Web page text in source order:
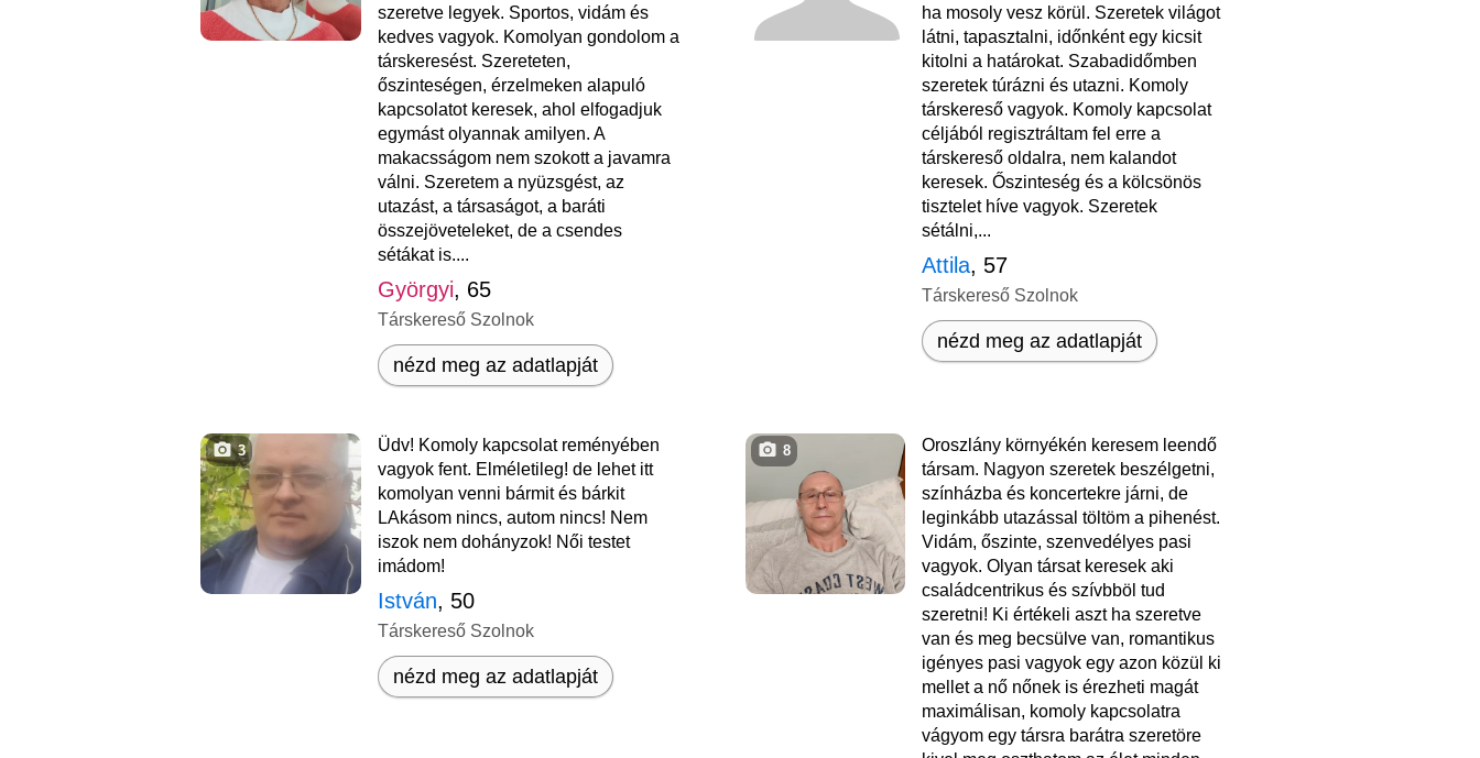
szeretve legyek. Sportos, vidám és
kedves vagyok. Komolyan gondolom a
társkeresést. Szereteten,
őszinteségen, érzelmeken alapuló
kapcsolatot keresek, ahol elfogadjuk
egymást olyannak amilyen. A
makacsságom nem szokott a javamra
válni. Szeretem a nyüzsgést, az
utazást, a társaságot, a baráti
összejöveteleket, de a csendes
sétákat is....
Györgyi, 65
Társkereső Szolnok
nézd meg az adatlapját
ha mosoly vesz körül. Szeretek világot
látni, tapasztalni, időnként egy kicsit
kitolni a határokat. Szabadidőmben
szeretek túrázni és utazni. Komoly
társkereső vagyok. Komoly kapcsolat
céljából regisztráltam fel erre a
társkereső oldalra, nem kalandot
keresek. Őszinteség és a kölcsönös
tisztelet híve vagyok. Szeretek
sétálni,...
Attila, 57
Társkereső Szolnok
nézd meg az adatlapját
3
Üdv! Komoly kapcsolat reményében
vagyok fent. Elméletileg! de lehet itt
komolyan venni bármit és bárkit
LAkásom nincs, autom nincs! Nem
iszok nem dohányzok! Női testet
imádom!
István, 50
Társkereső Szolnok
nézd meg az adatlapját
8
Oroszlány környékén keresem leendő
társam. Nagyon szeretek beszélgetni,
színházba és koncertekre járni, de
leginkább utazással töltöm a pihenést.
Vidám, őszinte, szenvedélyes pasi
vagyok. Olyan társat keresek aki
családcentrikus és szívbböl tud
szeretni! Ki értékeli aszt ha szeretve
van és meg becsülve van, romantikus
igényes pasi vagyok egy azon közül ki
mellet a nő nőnek is érezheti magát
maximálisan, komoly kapcsolatra
vágyom egy társra barátra szeretöre